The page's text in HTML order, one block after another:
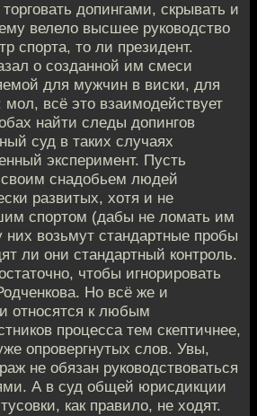
допингами, скрывать и
велело высшее руководство
спорта, то ли президент.
о созданной им смеси
для мужчин в виски, для
всё это взаимодействует
найти следы допингов
суд в таких случаях
эксперимент. Пусть
своим снадобьем людей
развитых, хотя и не
спортом (дабы не ломать им
них возьмут стандартные пробы
ли они стандартный контроль.
чтобы игнорировать
Но всё же и
относятся к любым
процесса тем скептичнее,
опровергнутых слов. Увы,
не обязан руководствоваться
А в суд общей юрисдикции
как правило, не ходят.